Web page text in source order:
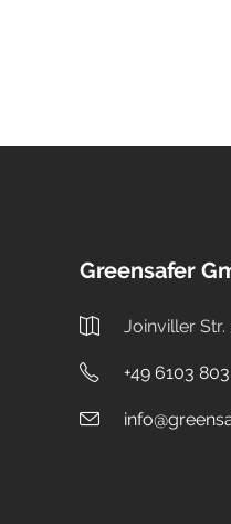
Greensafer
Joinviller Str.
+49 6103